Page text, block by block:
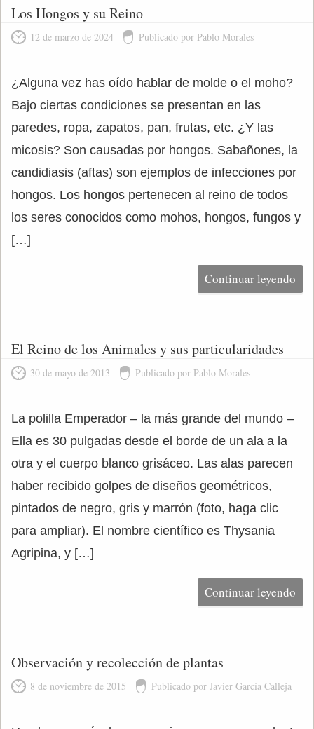
Los Hongos y su Reino
12 de marzo de 2024 Publicado por Pablo Morales
¿Alguna vez has oído hablar de molde o el moho?
Bajo ciertas condiciones se presentan en las
paredes, ropa, zapatos, pan, frutas, etc. ¿Y las
micosis? Son causadas por hongos. Sabañones, la
candidiasis (aftas) son ejemplos de infecciones por
hongos. Los hongos pertenecen al reino de todos
los seres conocidos como mohos, hongos, fungos y
[…]
Continuar leyendo
El Reino de los Animales y sus particularidades
30 de mayo de 2013 Publicado por Pablo Morales
La polilla Emperador – la más grande del mundo –
Ella es 30 pulgadas desde el borde de un ala a la
otra y el cuerpo blanco grisáceo. Las alas parecen
haber recibido golpes de diseños geométricos,
pintados de negro, gris y marrón (foto, haga clic
para ampliar). El nombre científico es Thysania
Agripina, y […]
Continuar leyendo
Observación y recolección de plantas
8 de noviembre de 2015 Publicado por Javier García Calleja